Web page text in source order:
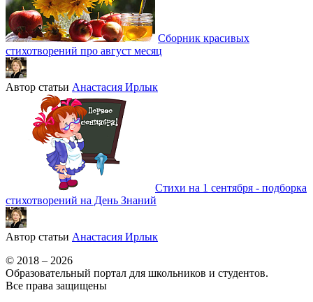
Сборник красивых
стихотворений про август месяц
Автор статьи Анастасия Ирлык
Стихи на 1 сентября - подборка
стихотворений на День Знаний
Автор статьи Анастасия Ирлык
© 2018 – 2026
Образовательный портал для школьников и студентов.
Все права защищены